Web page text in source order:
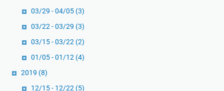
03/29 - 04/05 (3)
03/22 - 03/29 (3)
03/15 - 03/22 (2)
01/05 - 01/12 (4)
2019 (8)
12/15 - 12/22 (5)